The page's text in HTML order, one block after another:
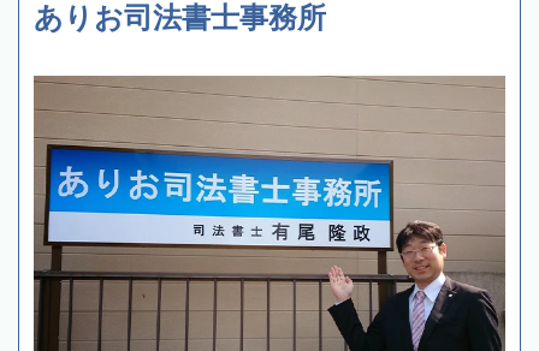
ありお司法書士事務所